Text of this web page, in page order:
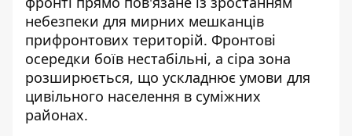
небезпеки для мирних мешканців
прифронтових територій. Фронтові
осередки боїв нестабільні, а сіра зона
розширюється, що ускладнює умови для
цивільного населення в суміжних
районах.